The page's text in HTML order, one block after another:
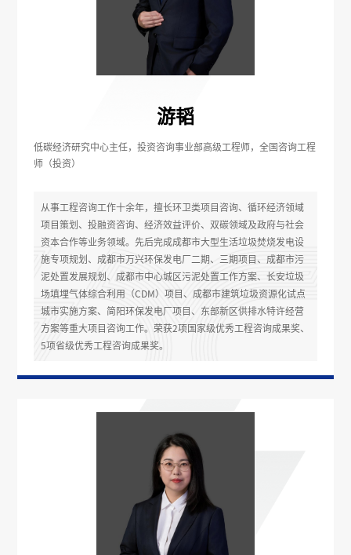
游韬
低碳经济研究中心主任，投资咨询事业部高级工程师，全国咨询工程
师（投资）
从事工程咨询工作十余年，擅长环卫类项目咨询、循环经济领域
项目策划、投融资咨询、经济效益评价、双碳领域及政府与社会
资本合作等业务领域。先后完成成都市大型生活垃圾焚烧发电设
施专项规划、成都市万兴环保发电厂二期、三期项目、成都市污
泥处置发展规划、成都市中心城区污泥处置工作方案、长安垃圾
场填埋气体综合利用（CDM）项目、成都市建筑垃圾资源化试点
城市实施方案、简阳环保发电厂项目、东部新区供排水特许经营
方案等重大项目咨询工作。荣获2项国家级优秀工程咨询成果奖、
5项省级优秀工程咨询成果奖。